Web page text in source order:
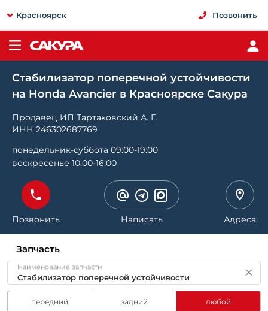
Красноярск Позвонить
Стабилизатор поперечной устойчивости
на Honda Avancier в Красноярске Сакура
Продавец ИП Тартаковский А. Г.
ИНН 246302687769
понедельник-суббота 09:00-19:00
воскресенье 10:00-16:00
Позвонить Написать Адреса
Запчасть
Наименование запчасти
передний задний любой